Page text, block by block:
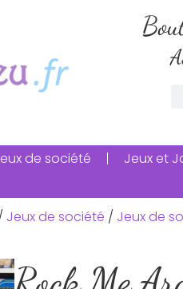
de société Jeux et
Jeux de société / Jeux de